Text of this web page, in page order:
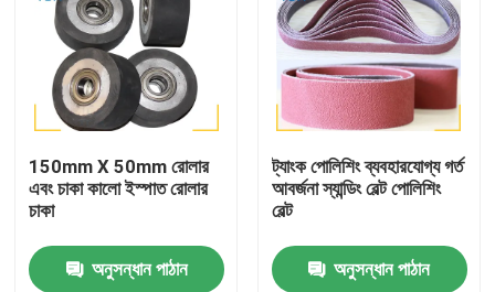
150mm X 50mm রোলার
এবং চাকা কালো ইস্পাত রোলার
চাকা
অনুসন্ধান পাঠান
ট্যাংক পোলিশিং ব্যবহারযোগ্য গর্ত
আবর্জনা স্যান্ডিং বেল্ট পোলিশিং
বেল্ট
অনুসন্ধান পাঠান